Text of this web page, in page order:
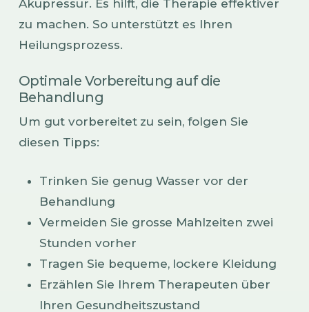
Akupressur. Es hilft, die Therapie effektiver
zu machen. So unterstützt es Ihren
Heilungsprozess.
Optimale Vorbereitung auf die
Behandlung
Um gut vorbereitet zu sein, folgen Sie
diesen Tipps:
Trinken Sie genug Wasser vor der
Behandlung
Vermeiden Sie grosse Mahlzeiten zwei
Stunden vorher
Tragen Sie bequeme, lockere Kleidung
Erzählen Sie Ihrem Therapeuten über
Ihren Gesundheitszustand